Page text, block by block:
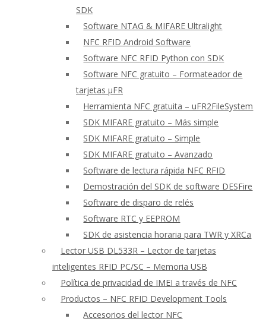
SDK
Software NTAG & MIFARE Ultralight
NFC RFID Android Software
Software NFC RFID Python con SDK
Software NFC gratuito – Formateador de
tarjetas μFR
Herramienta NFC gratuita – uFR2FileSystem
SDK MIFARE gratuito – Más simple
SDK MIFARE gratuito – Simple
SDK MIFARE gratuito – Avanzado
Software de lectura rápida NFC RFID
Demostración del SDK de software DESFire
Software de disparo de relés
Software RTC y EEPROM
SDK de asistencia horaria para TWR y XRCa
Lector USB DL533R – Lector de tarjetas
inteligentes RFID PC/SC – Memoria USB
Política de privacidad de IMEI a través de NFC
Productos – NFC RFID Development Tools
Accesorios del lector NFC